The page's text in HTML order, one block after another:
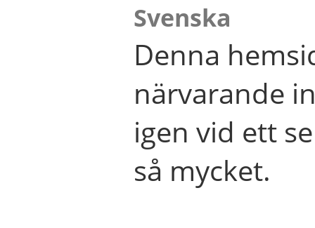
Svenska
Denna
närvarande
igen vid ett
så mycket.